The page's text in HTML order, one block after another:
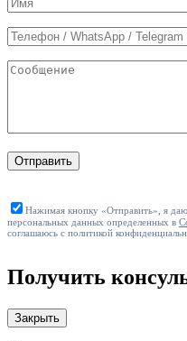
формы
Отправить
Нажимая кнопку «Отправить», я
персональных данных определенных в
соглашаюсь с политикой
Получить
Закрыть